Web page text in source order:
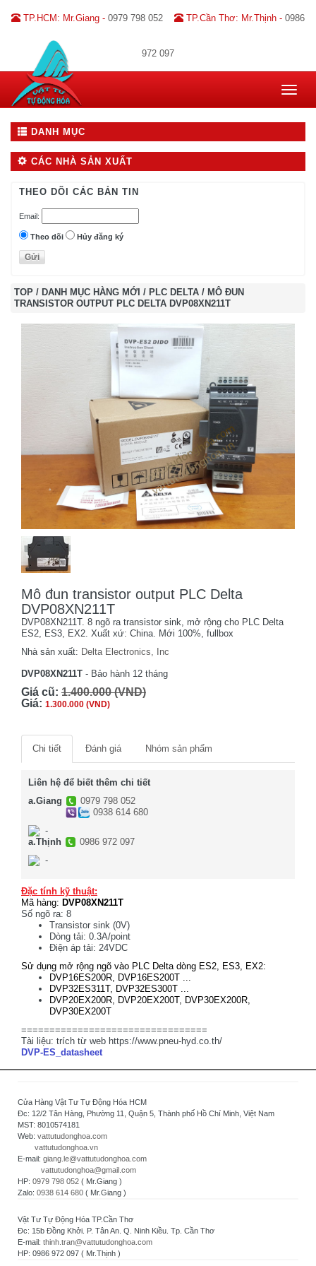
TP.HCM: Mr.Giang - 0979 798 052 TP.Cần Thơ: Mr.Thịnh - 0986
972 097
Toggle
DANH MỤC
CÁC NHÀ SẢN XUẤT
THEO DÕI CÁC BẢN TIN
Email:
Theo dõi Hủy đăng ký
TOP / DANH MỤC HÀNG MỚI / PLC DELTA / MÔ ĐUN
TRANSISTOR OUTPUT PLC DELTA DVP08XN211T
Mô đun transistor output PLC Delta
DVP08XN211T
DVP08XN211T. 8 ngõ ra transistor sink, mở rộng cho PLC Delta
ES2, ES3, EX2. Xuất xứ: China. Mới 100%, fullbox
Nhà sản xuất: Delta Electronics, Inc
DVP08XN211T - Bảo hành 12 tháng
Giá cũ: 1.400.000 (VND)
Giá: 1.300.000 (VND)
Chi tiết Đánh giá Nhóm sản phẩm
Liên hệ để biết thêm chi tiết
a.Giang
0979 798 052
0938 614 680
-
a.Thịnh
0986 972 097
-
Đặc tính kỹ thuật:
Mã hàng: DVP08XN211T
Số ngõ ra: 8
Transistor sink (0V)
Dòng tải: 0.3A/point
Điện áp tải: 24VDC
Sử dụng mở rộng ngõ vào PLC Delta dòng ES2, ES3, EX2:
DVP16ES200R, DVP16ES200T ...
DVP32ES311T, DVP32ES300T ...
DVP20EX200R, DVP20EX200T, DVP30EX200R,
DVP30EX200T
=================================
Tài liệu: trích từ web https://www.pneu-hyd.co.th/
DVP-ES_datasheet
Cửa Hàng Vật Tư Tự Động Hóa HCM
Đc: 12/2 Tân Hàng, Phường 11, Quận 5, Thành phố Hồ Chí Minh, Việt Nam
MST: 8010574181
Web: vattutudonghoa.com
vattutudonghoa.vn
E-mail: giang.le@vattutudonghoa.com
vattutudonghoa@gmail.com
HP: 0979 798 052 ( Mr.Giang )
Zalo: 0938 614 680 ( Mr.Giang )
Vật Tư Tự Động Hóa TP.Cần Thơ
Đc: 15b Đồng Khởi. P. Tân An. Q. Ninh Kiều. Tp. Cần Thơ
E-mail: thinh.tran@vattutudonghoa.com
HP: 0986 972 097 ( Mr.Thịnh )